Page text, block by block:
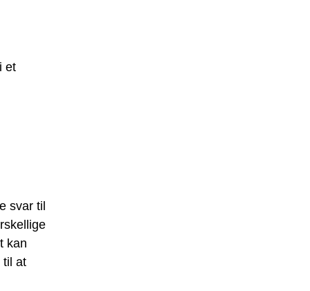
et
svar til
kan
til at